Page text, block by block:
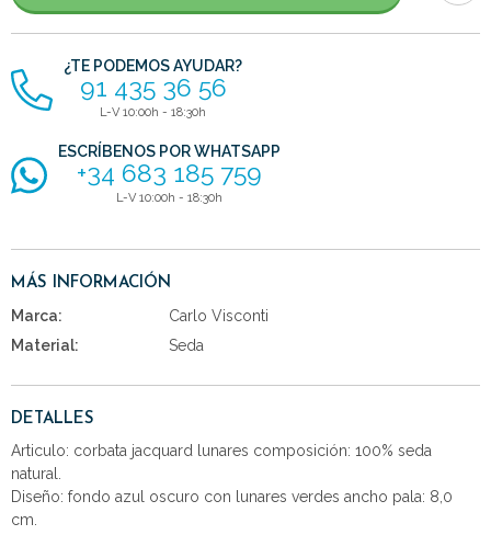
¿TE PODEMOS AYUDAR?
91 435 36 56
L-V 10:00h - 18:30h
ESCRÍBENOS POR WHATSAPP
+34 683 185 759
L-V 10:00h - 18:30h
MÁS INFORMACIÓN
Marca:
Carlo Visconti
Material:
Seda
DETALLES
Articulo: corbata jacquard lunares composición: 100% seda
natural.
Diseño: fondo azul oscuro con lunares verdes ancho pala: 8,0
cm.